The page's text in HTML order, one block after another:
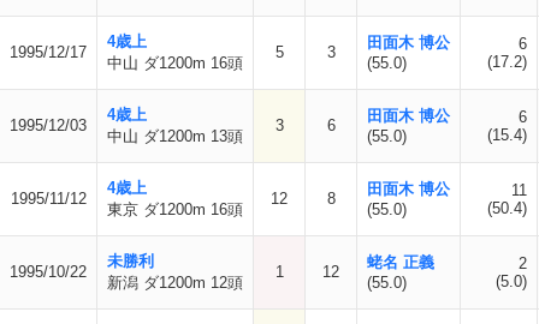
1995/12/17
4歳上
中山 ダ1200m 16頭
5 3
田面木 博公
(55.0)
6
(17.2)
1995/12/03
4歳上
中山 ダ1200m 13頭
3 6
田面木 博公
(55.0)
6
(15.4)
1995/11/12
4歳上
東京 ダ1200m 16頭
12 8
田面木 博公
(55.0)
11
(50.4)
1995/10/22
未勝利
新潟 ダ1200m 12頭
1 12
蛯名 正義
(55.0)
2
(5.0)